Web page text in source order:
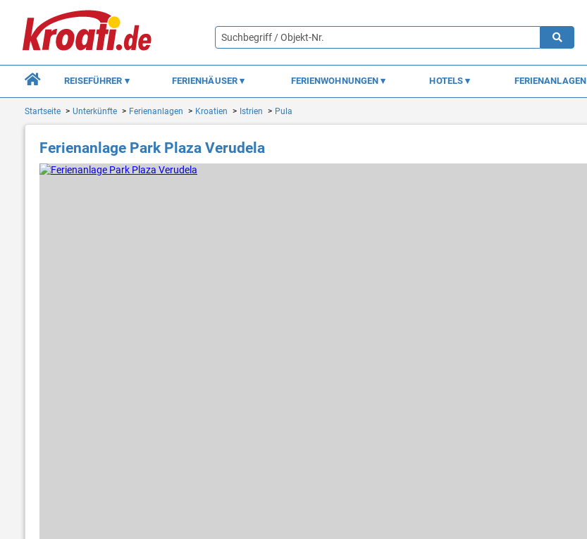
REISEFÜHRER FERIENHÄUSER FERIENWOHNUNGEN HOTELS FERIENANLAGEN
Startseite Unterkünfte Ferienanlagen Kroatien Istrien Pula
Ferienanlage Park Plaza Verudela